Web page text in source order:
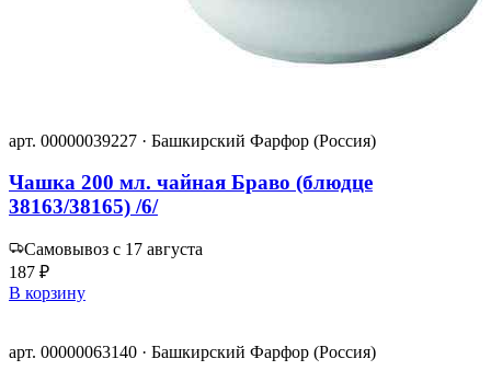
арт. 00000039227 · Башкирский Фарфор (Россия)
Чашка 200 мл. чайная Браво (блюдце
38163/38165) /6/
Самовывоз с 17 августа
187 ₽
В корзину
арт. 00000063140 · Башкирский Фарфор (Россия)